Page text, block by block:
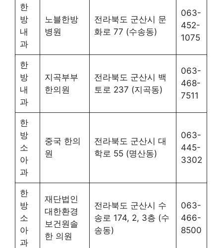
한
방
내
과
노블한방
병원
전라북도 군산시 문
화로 77 (수송동)
063-
452-
1075
한
방
내
과
지곡부부
한의원
전라북도 군산시 백
토로 237 (지곡동)
063-
468-
7511
한
방
소
아
과
중국 한의
원
전라북도 군산시 대
학로 55 (명산동)
063-
445-
3302
한
방
소
아
과
재단법인
대한환경
보건원솔
한 의원
전라북도 군산시 수
송로 174, 2, 3층 (수
송동)
063-
466-
8500